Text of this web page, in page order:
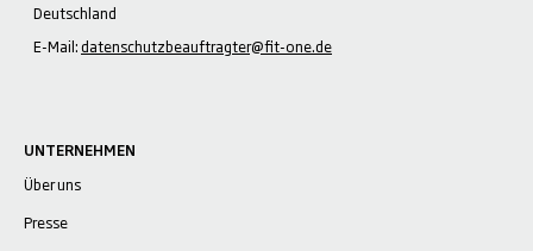
Deutschland
E-Mail:datenschutzbeauftragter@fit-one.de
UNTERNEHMEN
Über uns
Presse